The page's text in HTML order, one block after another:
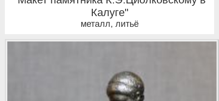
Калуге"
металл, литьё